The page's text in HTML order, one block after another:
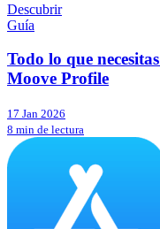
Descubrir
Guía
Todo lo que
Moove Profile
17 Jan 2026
8 min de lectura